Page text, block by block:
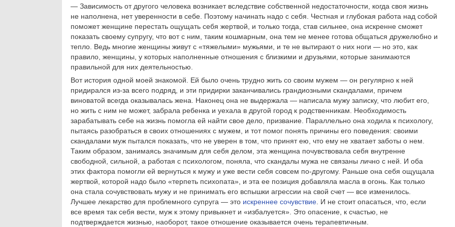
— Зависимость от другого человека возникает вследствие собственной недостаточности, когда своя жизнь
не наполнена, нет уверенности в себе. Поэтому начинать надо с себя. Честная и глубокая работа над собой
поможет женщине перестать ощущать себя жертвой, и только тогда, став сильнее, она искренне сможет
показать своему супругу, что вот с ним, таким кошмарным, она тем не менее готова общаться дружелюбно и
тепло. Ведь многие женщины живут с «тяжелыми» мужьями, и те не вытирают о них ноги — но это, как
правило, женщины, у которых наполненные отношения с близкими и друзьями, которые занимаются
правильной для них деятельностью.
Вот история одной моей знакомой. Ей было очень трудно жить со своим мужем — он регулярно к ней
придирался из-за всего подряд, и эти придирки заканчивались грандиозными скандалами, причем
виноватой всегда оказывалась жена. Наконец она не выдержала — написала мужу записку, что любит его,
но жить с ним не может, забрала ребенка и уехала в другой город к родственникам. Необходимость
зарабатывать себе на жизнь помогла ей найти свое дело, призвание. Параллельно она ходила к психологу,
пытаясь разобраться в своих отношениях с мужем, и тот помог понять причины его поведения: своими
скандалами муж пытался показать, что не уверен в том, что принят ею, что ему не хватает заботы о нем.
Таким образом, занимаясь значимым для себя делом, эта женщина почувствовала себя внутренне
свободной, сильной, а работая с психологом, поняла, что скандалы мужа не связаны лично с ней. И оба
этих фактора помогли ей вернуться к мужу и уже вести себя совсем по-другому. Раньше она себя ощущала
жертвой, которой надо было «терпеть психопата», и эта ее позиция добавляла масла в огонь. Как только
она стала сочувствовать мужу и не принимать его вспышки агрессии на свой счет — все изменилось.
Лучшее лекарство для проблемного супруга — это искреннее сочувствие . И не стоит опасаться, что, если
все время так себя вести, муж к этому привыкнет и «избалуется». Это опасение, к счастью, не
подтверждается жизнью, наоборот, такое отношение оказывается очень терапевтичным.